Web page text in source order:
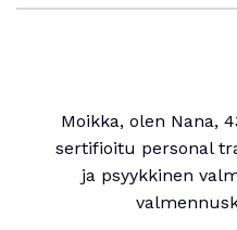
Moikka, olen Nana,
sertifioitu personal
ja psyykkinen